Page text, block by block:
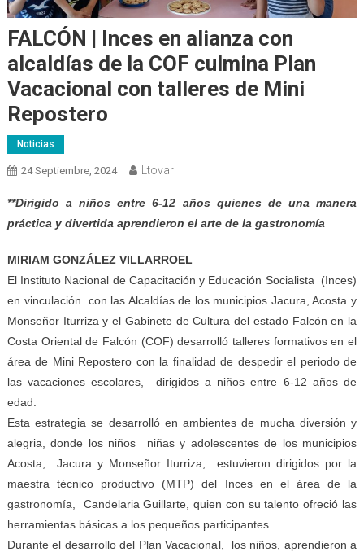
FALCÓN | Inces en alianza con
alcaldías de la COF culmina Plan
Vacacional con talleres de Mini
Repostero
Noticias
24 Septiembre, 2024 Ltovar
**Dirigido a niños entre 6-12 años quienes de una manera
práctica y divertida aprendieron el arte de la gastronomía
MIRIAM GONZÁLEZ VILLARROEL
El Instituto Nacional de Capacitación y Educación Socialista (Inces)
en vinculación con las Alcaldías de los municipios Jacura, Acosta y
Monseñor Iturriza y el Gabinete de Cultura del estado Falcón en la
Costa Oriental de Falcón (COF) desarrolló talleres formativos en el
área de Mini Repostero con la finalidad de despedir el periodo de
las vacaciones escolares, dirigidos a niños entre 6-12 años de
edad.
Esta estrategia se desarrolló en ambientes de mucha diversión y
alegria, donde los niños niñas y adolescentes de los municipios
Acosta, Jacura y Monseñor Iturriza, estuvieron dirigidos por la
maestra técnico productivo (MTP) del Inces en el área de la
gastronomía, Candelaria Guillarte, quien con su talento ofreció las
herramientas básicas a los pequeños participantes.
Durante el desarrollo del Plan Vacacional, los niños, aprendieron a